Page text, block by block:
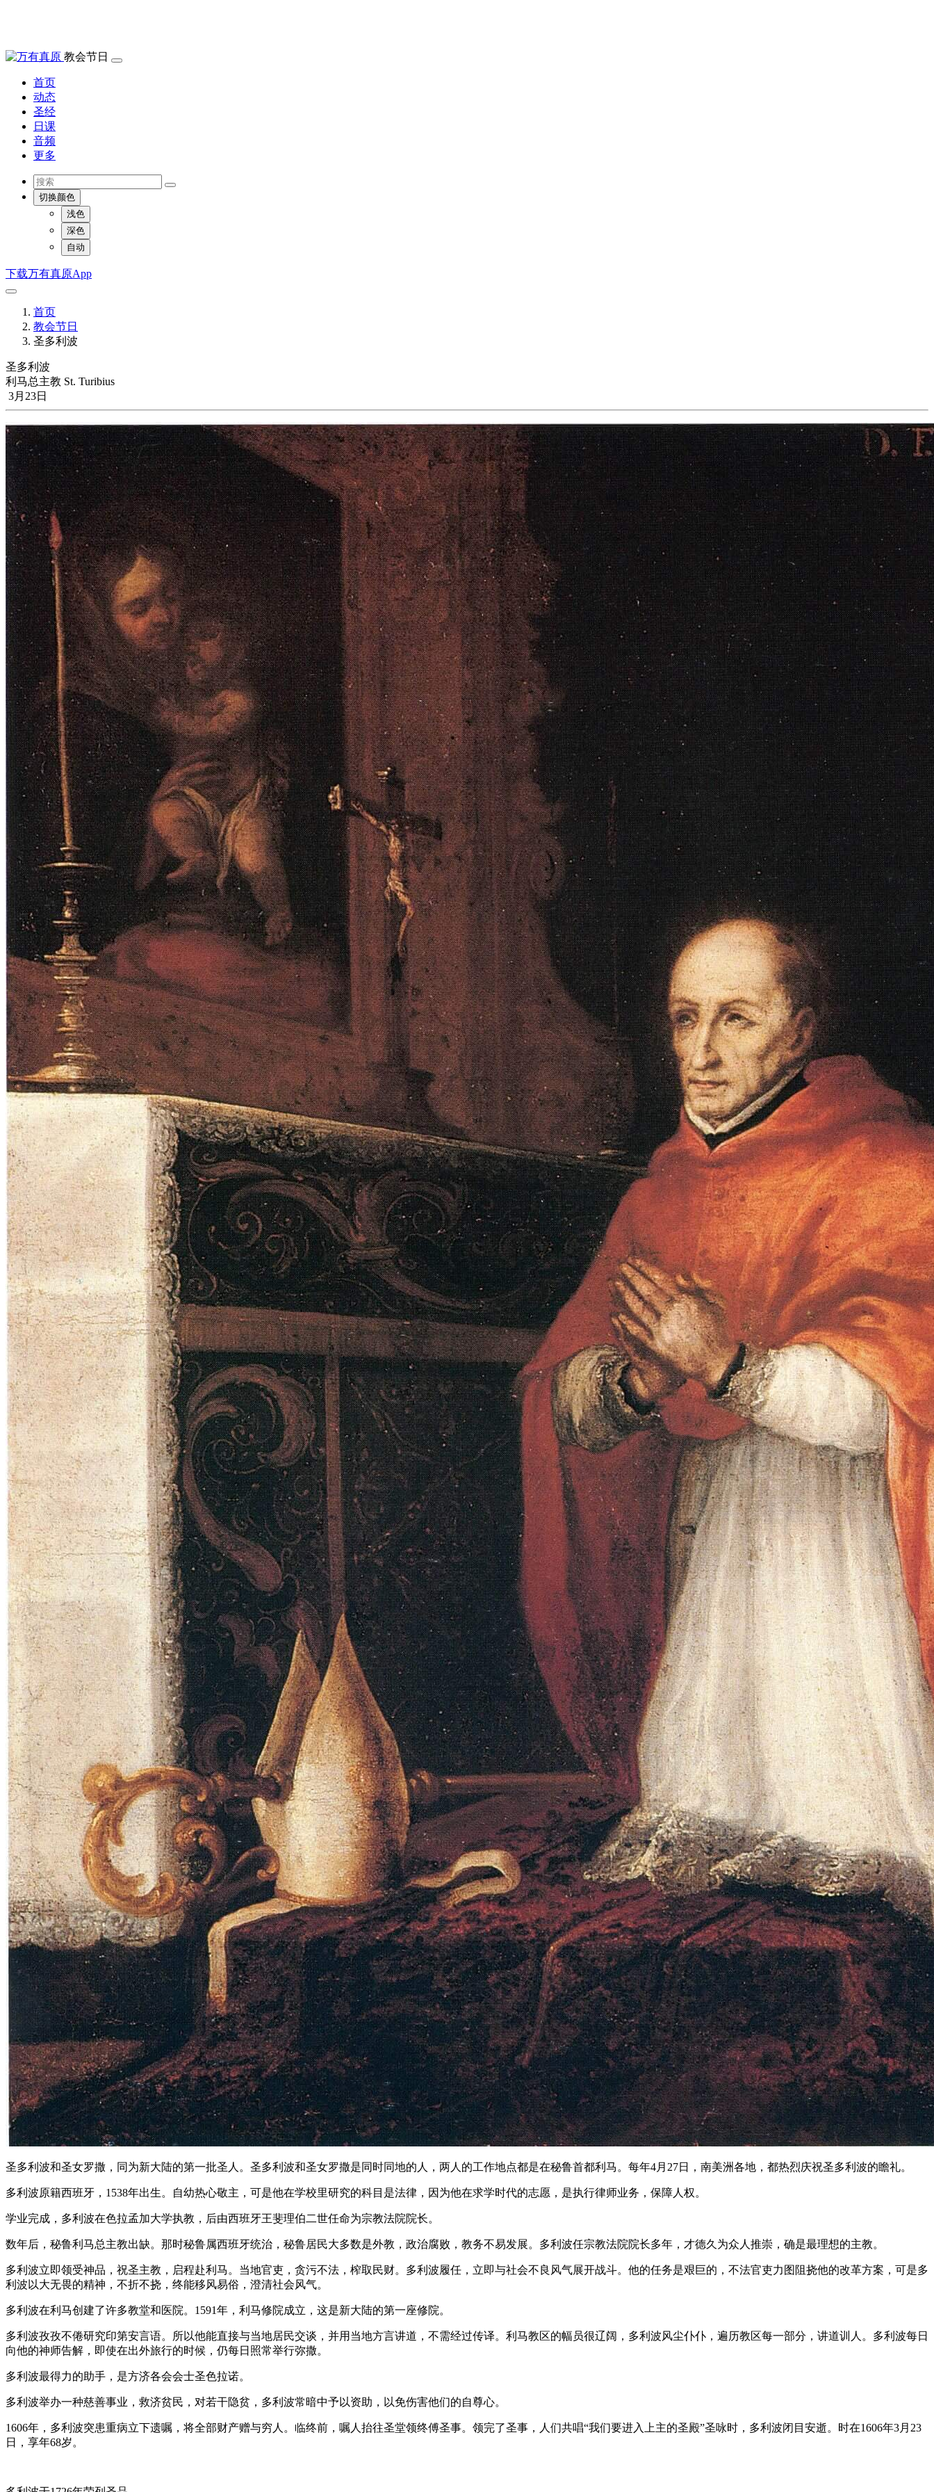
教会节日
首页
动态
圣经
日课
音频
更多
切换颜色
浅色
深色
自动
下载万有真原App
首页
教会节日
圣多利波
圣多利波
利马总主教 St. Turibius
3月23日
圣多利波和圣女罗撒，同为新大陆的第一批圣人。圣多利波和圣女罗撒是同时同地的人，两人的工作地点都是在秘鲁首都利马。每年4月27日，南美洲各地，都热烈庆祝圣多利波的瞻礼。
多利波原籍西班牙，1538年出生。自幼热心敬主，可是他在学校里研究的科目是法律，因为他在求学时代的志愿，是执行律师业务，保障人权。
学业完成，多利波在色拉孟加大学执教，后由西班牙王斐理伯二世任命为宗教法院院长。
数年后，秘鲁利马总主教出缺。那时秘鲁属西班牙统治，秘鲁居民大多数是外教，政治腐败，教务不易发展。多利波任宗教法院院长多年，才德久为众人推崇，确是最理想的主教。
多利波立即领受神品，祝圣主教，启程赴利马。当地官吏，贪污不法，榨取民财。多利波履任，立即与社会不良风气展开战斗。他的任务是艰巨的，不法官吏力图阻挠他的改革方案，可是多
利波以大无畏的精神，不折不挠，终能移风易俗，澄清社会风气。
多利波在利马创建了许多教堂和医院。1591年，利马修院成立，这是新大陆的第一座修院。
多利波孜孜不倦研究印第安言语。所以他能直接与当地居民交谈，并用当地方言讲道，不需经过传译。利马教区的幅员很辽阔，多利波风尘仆仆，遍历教区每一部分，讲道训人。多利波每日
向他的神师告解，即使在出外旅行的时候，仍每日照常举行弥撒。
多利波最得力的助手，是方济各会会士圣色拉诺。
多利波举办一种慈善事业，救济贫民，对若干隐贫，多利波常暗中予以资助，以免伤害他们的自尊心。
1606年，多利波突患重病立下遗嘱，将全部财产赠与穷人。临终前，嘱人抬往圣堂领终傅圣事。领完了圣事，人们共唱“我们要进入上主的圣殿”圣咏时，多利波闭目安逝。时在1606年3月23
日，享年68岁。